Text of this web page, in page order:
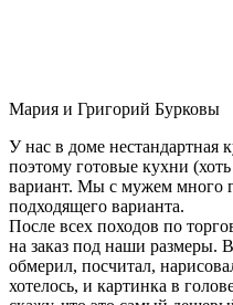
Мария и Григорий Бурковы
У нас в доме нестандартная
поэтому готовые кухни
вариант. Мы с мужем много
подходящего варианта.
После всех походов по
на заказ под наши размеры.
обмерил, посчитал,
хотелось, и картинка в